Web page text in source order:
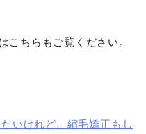
こちらもご覧ください。
いけれど、縮毛矯正もし